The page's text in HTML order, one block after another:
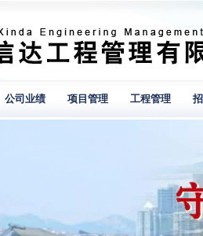
公司业绩 项目管理 工程管理